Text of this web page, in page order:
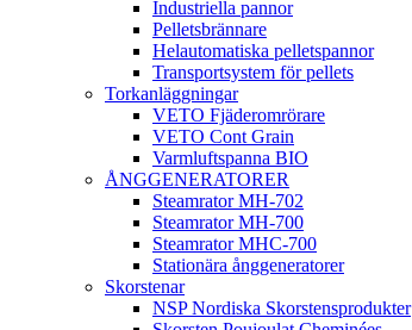
Industriella pannor
Pelletsbrännare
Helautomatiska pelletspannor
Transportsystem för pellets
Torkanläggningar
VETO Fjäderomrörare
VETO Cont Grain
Varmluftspanna BIO
ÅNGGENERATORER
Steamrator MH-702
Steamrator MH-700
Steamrator MHC-700
Stationära ånggeneratorer
Skorstenar
NSP Nordiska Skorstensprodukter